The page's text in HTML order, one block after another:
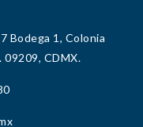
Bodega 1, Colonia
09209, CDMX.